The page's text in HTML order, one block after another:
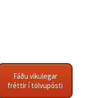
Fáðu vikulegar
fréttir í tölvupósti